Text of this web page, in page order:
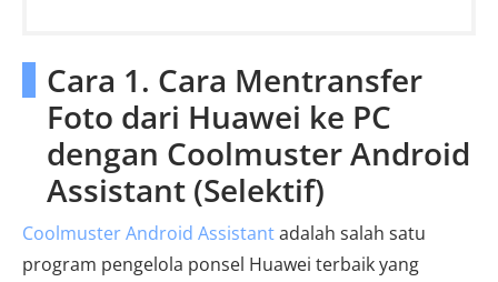
Cara 1. Cara Mentransfer
Foto dari Huawei ke PC
dengan Coolmuster Android
Assistant (Selektif)
Coolmuster Android Assistantadalah salah satu
program pengelola ponsel Huawei terbaik yang